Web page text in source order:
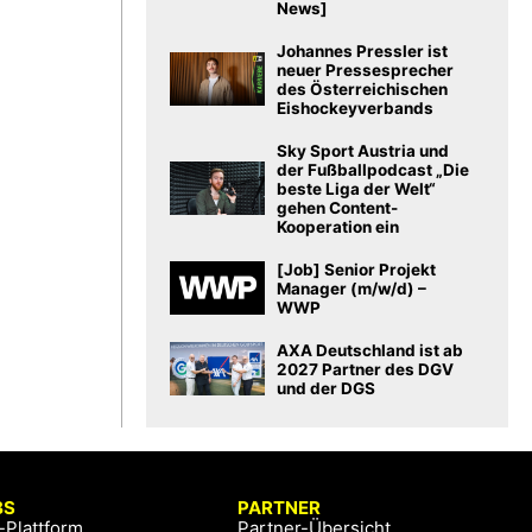
News]
Johannes Pressler ist
neuer Pressesprecher
des Österreichischen
Eishockeyverbands
Sky Sport Austria und
der Fußballpodcast „Die
beste Liga der Welt“
gehen Content-
Kooperation ein
[Job] Senior Projekt
Manager (m/w/d) –
WWP
AXA Deutschland ist ab
2027 Partner des DGV
und der DGS
Plattform
PARTNER
Partner-Übersicht